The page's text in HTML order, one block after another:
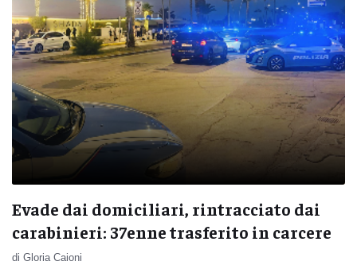
Evade dai domiciliari, rintracciato dai
carabinieri: 37enne trasferito in carcere
di Gloria Caioni